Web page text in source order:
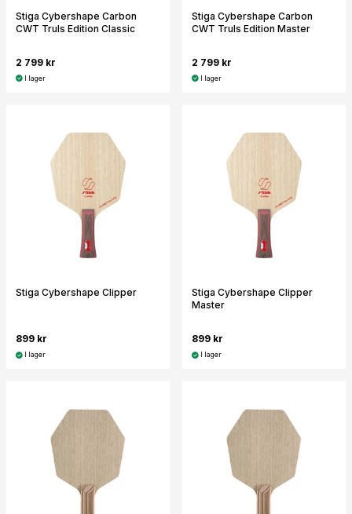
Stiga Cybershape Carbon
CWT Truls Edition Classic
2 799 kr
I lager
Stiga Cybershape Carbon
CWT Truls Edition Master
2 799 kr
I lager
Stiga Cybershape Clipper
899 kr
I lager
Stiga Cybershape Clipper
Master
899 kr
I lager